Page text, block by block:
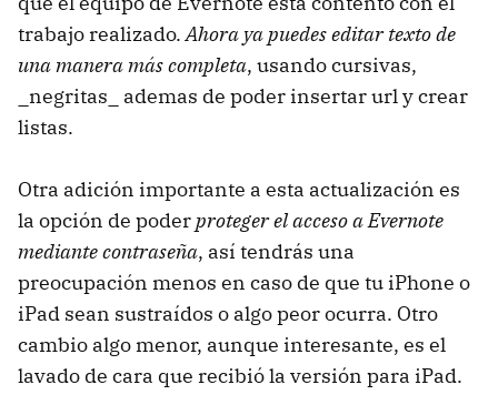
trabajo realizado.Ahora ya puedes editar texto de
una manera más completa, usando cursivas,
_negritas_ ademas de poder insertar url y crear
listas.
Otra adición importante a esta actualización es
la opción de poderproteger el acceso a Evernote
mediante contraseña, así tendrás una
preocupación menos en caso de que tu iPhone o
iPad sean sustraídos o algo peor ocurra. Otro
cambio algo menor, aunque interesante, es el
lavado de cara que recibió la versión para iPad.